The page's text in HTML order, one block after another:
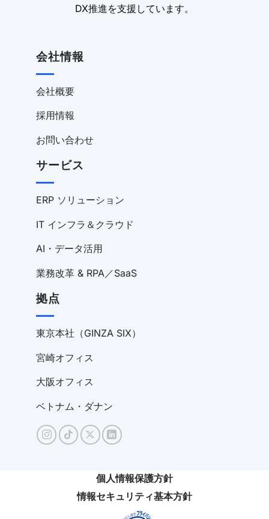
DX推進を支援しています。
会社情報
会社概要
採用情報
お問い合わせ
サービス
ERP ソリューション
IT インフラ＆クラウド
AI・データ活用
業務改革 & RPA／SaaS
拠点
東京本社（GINZA SIX）
宮崎オフィス
大阪オフィス
ベトナム・ダナン
個人情報保護方針
情報セキュリティ基本方針